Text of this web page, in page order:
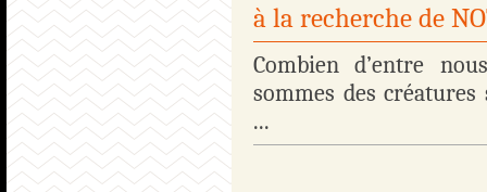
à la recherche de
Combien d’entre
sommes des
...